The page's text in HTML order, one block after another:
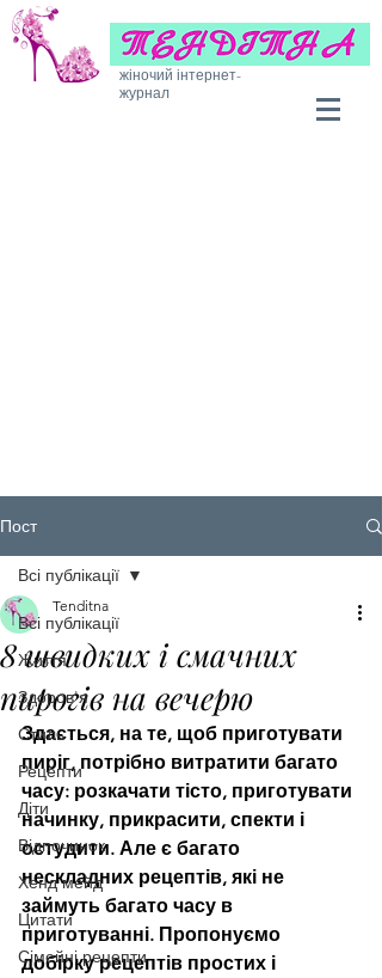
жіночий інтернет-
журнал
Пост
Всі публікації
Життя
Здоров'я
Стиль
Рецепти
Діти
Відпочинок
Хенд мейд
Цитати
Сімейні рецепти
Всі публікації
8 швидких і смачних
пирогів на вечерю
Tenditna
Здається, на те, щоб приготувати
пиріг, потрібно витратити багато
часу: розкачати тісто, приготувати
начинку, прикрасити, спекти і
остудити. Але є багато
нескладних рецептів, які не
займуть багато часу в
приготуванні. Пропонуємо
добірку рецептів простих і